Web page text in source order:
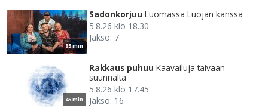
85 min
Sadonkorjuu Luomassa Luojan kanssa
5.8.26 klo 18.30
Jakso: 7
45 min
Rakkaus puhuu Kaavailuja taivaan
suunnalta
5.8.26 klo 17.45
Jakso: 16